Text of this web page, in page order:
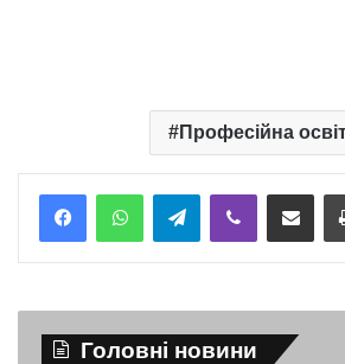
Професійна
TelegramViber Надіслати
Головні новини